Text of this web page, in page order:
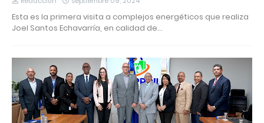
Esta es la primera visita a complejos energéticos que realiza
Joel Santos Echavarría, en calidad de…